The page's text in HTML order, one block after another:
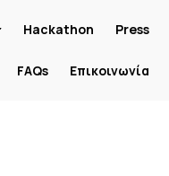
Hackathon Press
FAQs Επικοινωνία